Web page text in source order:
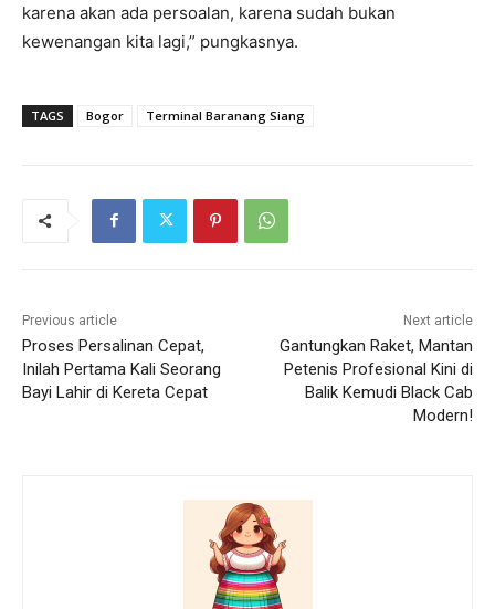
karena akan ada persoalan, karena sudah bukan
kewenangan kita lagi,” pungkasnya.
TAGS Bogor Terminal Baranang Siang
Previous article
Proses Persalinan Cepat,
Inilah Pertama Kali Seorang
Bayi Lahir di Kereta Cepat
Next article
Gantungkan Raket, Mantan
Petenis Profesional Kini di
Balik Kemudi Black Cab
Modern!